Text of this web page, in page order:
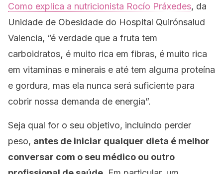
Como explica a nutricionista Rocío Práxedes, da
Unidade de Obesidade do Hospital Quirónsalud
Valencia, “é verdade que a fruta tem
carboidratos é muito rica em fibras, é muito rica
em vitaminas e minerais e até tem alguma proteína
e gordura, mas ela nunca será suficiente para
cobrir nossa demanda de energia”.
Seja qual for o seu objetivo, incluindo perder
peso, antes de iniciar qualquer dieta é melhor
conversar com o seu médico ou outro